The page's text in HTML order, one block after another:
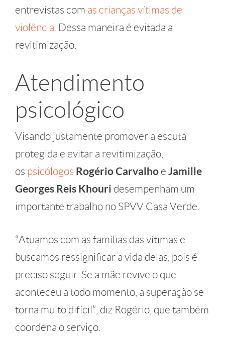
entrevistas com as crianças vítimas de
violência. Dessa maneira é evitada a
revitimização.
Atendimento
psicológico
Visando justamente promover a escuta
protegida e evitar a revitimização,
os psicólogos Rogério Carvalho e Jamille
Georges Reis Khouri desempenham um
importante trabalho no SPVV Casa Verde.
“Atuamos com as famílias das vítimas e
buscamos ressignificar a vida delas, pois é
preciso seguir. Se a mãe revive o que
aconteceu a todo momento, a superação se
torna muito difícil”, diz Rogério, que também
coordena o serviço.